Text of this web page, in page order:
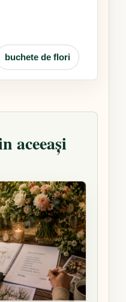
buchete de flori
aceeași